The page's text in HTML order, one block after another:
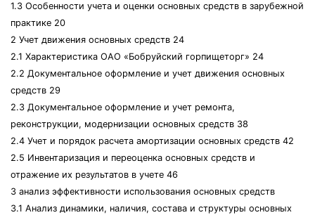
1.3 Особенности учета и оценки основных средств в зарубежной
практике 20
2 Учет движения основных средств 24
2.1 Характеристика ОАО «Бобруйский горпищеторг» 24
2.2 Документальное оформление и учет движения основных
средств 29
2.3 Документальное оформление и учет ремонта,
реконструкции, модернизации основных средств 38
2.4 Учет и порядок расчета амортизации основных средств 42
2.5 Инвентаризация и переоценка основных средств и
отражение их результатов в учете 46
3 анализ эффективности использования основных средств
3.1 Анализ динамики, наличия, состава и структуры основных